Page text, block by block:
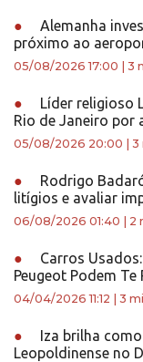
●
Alemanha
próximo ao
05/08/2026 17:00 3
●
Líder religioso
Rio de Janeiro por
05/08/2026 20:00 3
●
Rodrigo
litígios e avaliar
06/08/2026 01:40 2
●
Carros
Peugeot Podem Te
04/04/2026 11:12 3
●
Iza brilha
Leopoldinense no